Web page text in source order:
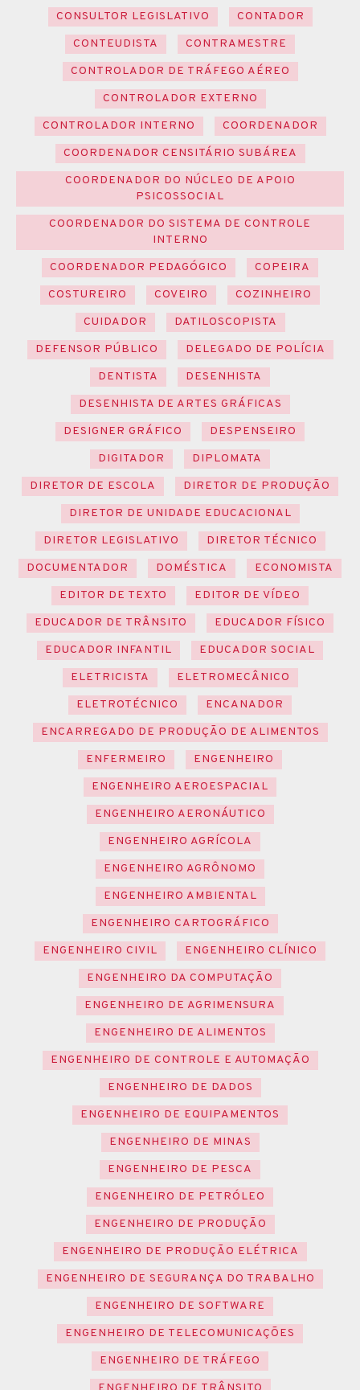
CONSULTOR LEGISLATIVO
CONTADOR
CONTEUDISTA
CONTRAMESTRE
CONTROLADOR DE TRÁFEGO AÉREO
CONTROLADOR EXTERNO
CONTROLADOR INTERNO
COORDENADOR
COORDENADOR CENSITÁRIO SUBÁREA
COORDENADOR DO NÚCLEO DE APOIO
PSICOSSOCIAL
COORDENADOR DO SISTEMA DE CONTROLE
INTERNO
COORDENADOR PEDAGÓGICO
COPEIRA
COSTUREIRO
COVEIRO
COZINHEIRO
CUIDADOR
DATILOSCOPISTA
DEFENSOR PÚBLICO
DELEGADO DE POLÍCIA
DENTISTA
DESENHISTA
DESENHISTA DE ARTES GRÁFICAS
DESIGNER GRÁFICO
DESPENSEIRO
DIGITADOR
DIPLOMATA
DIRETOR DE ESCOLA
DIRETOR DE PRODUÇÃO
DIRETOR DE UNIDADE EDUCACIONAL
DIRETOR LEGISLATIVO
DIRETOR TÉCNICO
DOCUMENTADOR
DOMÉSTICA
ECONOMISTA
EDITOR DE TEXTO
EDITOR DE VÍDEO
EDUCADOR DE TRÂNSITO
EDUCADOR FÍSICO
EDUCADOR INFANTIL
EDUCADOR SOCIAL
ELETRICISTA
ELETROMECÂNICO
ELETROTÉCNICO
ENCANADOR
ENCARREGADO DE PRODUÇÃO DE ALIMENTOS
ENFERMEIRO
ENGENHEIRO
ENGENHEIRO AEROESPACIAL
ENGENHEIRO AERONÁUTICO
ENGENHEIRO AGRÍCOLA
ENGENHEIRO AGRÔNOMO
ENGENHEIRO AMBIENTAL
ENGENHEIRO CARTOGRÁFICO
ENGENHEIRO CIVIL
ENGENHEIRO CLÍNICO
ENGENHEIRO DA COMPUTAÇÃO
ENGENHEIRO DE AGRIMENSURA
ENGENHEIRO DE ALIMENTOS
ENGENHEIRO DE CONTROLE E AUTOMAÇÃO
ENGENHEIRO DE DADOS
ENGENHEIRO DE EQUIPAMENTOS
ENGENHEIRO DE MINAS
ENGENHEIRO DE PESCA
ENGENHEIRO DE PETRÓLEO
ENGENHEIRO DE PRODUÇÃO
ENGENHEIRO DE PRODUÇÃO ELÉTRICA
ENGENHEIRO DE SEGURANÇA DO TRABALHO
ENGENHEIRO DE SOFTWARE
ENGENHEIRO DE TELECOMUNICAÇÕES
ENGENHEIRO DE TRÁFEGO